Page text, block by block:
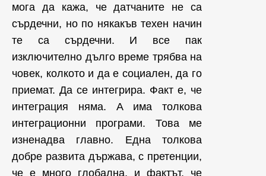
мога да кажа, че датчаните не са
сърдечни, но по някакъв техен начин
те са сърдечни. И все пак
изключително дълго време трябва на
човек, колкото и да е социален, да го
приемат. Да се интегрира. Факт е, че
интеграция няма. А има толкова
интеграционни програми. Това ме
изненадва главно. Една толкова
добре развита държава, с претенции,
че е много глобална, и фактът, че